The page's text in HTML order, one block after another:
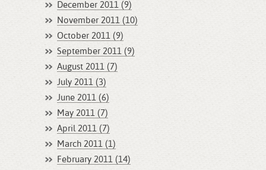
December 2011 (9)
November 2011 (10)
October 2011 (9)
September 2011 (9)
August 2011 (7)
July 2011 (3)
June 2011 (6)
May 2011 (7)
April 2011 (7)
March 2011 (1)
February 2011 (14)